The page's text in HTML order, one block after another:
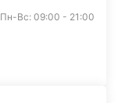
Пн-Вс: 09:00 - 21:00